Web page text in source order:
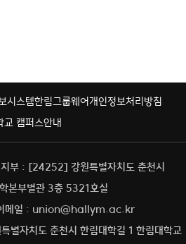
시스템한림그룹웨어개인정보처리방침
교 캠퍼스안내
지부 : [24252] 강원특별자치도 춘천시
본부별관 3층 5321호실
메일 : union@hallym.ac.kr
자치도 춘천시 한림대학길 1 한림대학교